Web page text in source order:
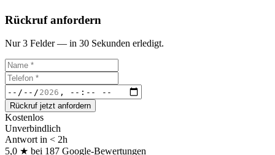
Rückruf anfordern
Nur 3 Felder — in 30 Sekunden erledigt.
Rückruf jetzt anfordern
Kostenlos
Unverbindlich
Antwort in < 2h
5,0 ★ bei 187 Google-Bewertungen